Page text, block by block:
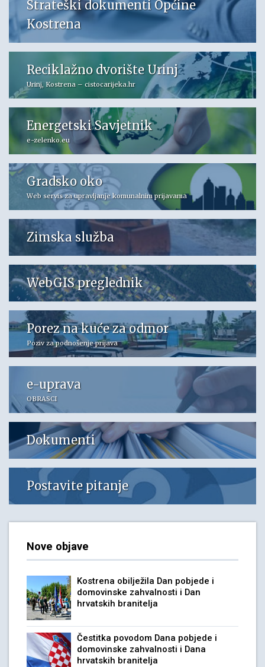
Strateški dokumenti Općine
Kostrena
Reciklažno dvorište Urinj
Urinj, Kostrena – cistocarijeka.hr
Energetski Savjetnik
e-zelenko.eu
Gradsko oko
Web servis za upravljanje komunalnim prijavama
Zimska služba
WebGIS preglednik
Porez na kuće za odmor
Poziv za podnošenje prijava
e-uprava
OBRASCI
Dokumenti
Postavite pitanje
Nove objave
Kostrena obilježila Dan pobjede i
domovinske zahvalnosti i Dan
hrvatskih branitelja
Čestitka povodom Dana pobjede i
domovinske zahvalnosti i Dana
hrvatskih branitelja